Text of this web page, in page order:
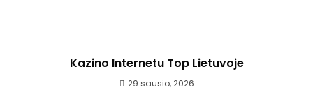
Kazino Internetu Top Lietuvoje
29 sausio, 2026